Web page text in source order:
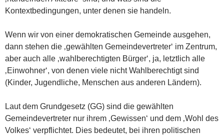
Kontextbedingungen, unter denen sie handeln.
Wenn wir von einer demokratischen Gemeinde ausgehen,
dann stehen die ‚gewählten Gemeindevertreter‘ im Zentrum,
aber auch alle ‚wahlberechtigten Bürger‘, ja, letztlich alle
‚Einwohner‘, von denen viele nicht Wahlberechtigt sind
(Kinder, Jugendliche, Menschen aus anderen Ländern).
Laut dem Grundgesetz (GG) sind die gewählten
Gemeindevertreter nur ihrem ‚Gewissen‘ und dem ‚Wohl des
Volkes‘ verpflichtet. Dies bedeutet, bei ihren politischen